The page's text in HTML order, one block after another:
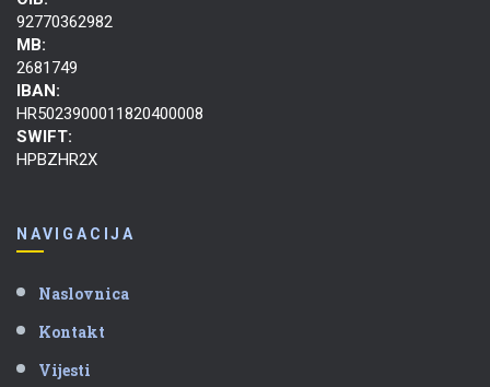
92770362982
MB:
2681749
IBAN:
HR5023900011820400008
SWIFT:
HPBZHR2X
NAVIGACIJA
Naslovnica
Kontakt
Vijesti